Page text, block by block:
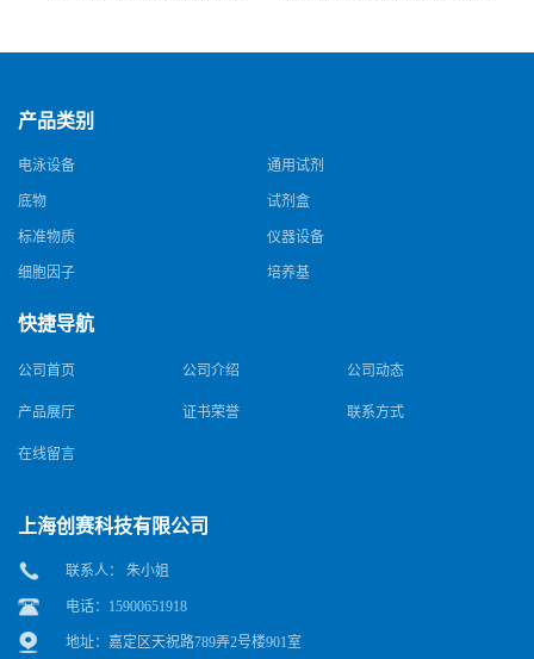
产品类别
电泳设备 通用试剂
底物 试剂盒
标准物质 仪器设备
细胞因子 培养基
快捷导航
公司首页 公司介绍 公司动态
产品展厅 证书荣誉 联系方式
在线留言
上海创赛科技有限公司
联系人： 朱小姐
电话：15900651918
地址：嘉定区天祝路789弄2号楼901室